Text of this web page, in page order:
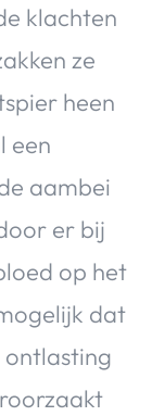
klachten
ze
heen
een
aambei
er bij
op het
dat